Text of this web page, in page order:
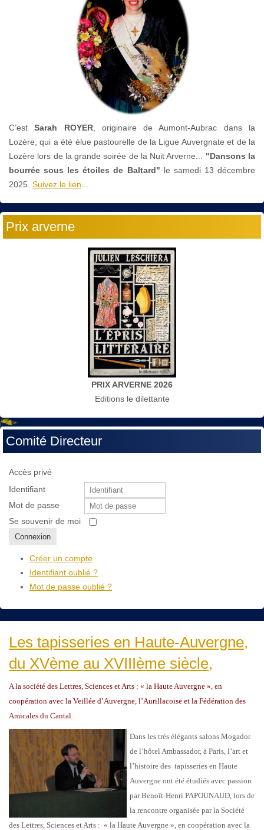
C’estSarah ROYER, originaire de Aumont-Aubrac dans la
Lozère, qui a été élue pastourelle de la Ligue Auvergnate et de la
Lozère lors de la grande soirée de la Nuit Arverne... "Dansons la
bourrée sous les étoiles de Baltard" le samedi 13 décembre
2025. Suivez le lien...
Prix arverne
PRIX ARVERNE 2026
Editions le dilettante
Comité Directeur
Accès privé
Identifiant
Mot de passe
Se souvenir de moi
Connexion
Créer un compte
Identifiant oublié ?
Mot de passe oublié ?
Les tapisseries en Haute-Auvergne,
du XVème au XVIIIème siècle,
A la société des Lettres, Sciences et Arts : « la Haute Auvergne », en
coopération avec la Veillée d’Auvergne, l’Aurillacoise et la Fédération des
Amicales du Cantal.
Dans les très élégants salons Mogador
de l’hôtel Ambassador, à Paris, l’art et
l’histoire des tapisseries en Haute
Auvergne ont été étudiés avec passion
par Benoît-Henri PAPOUNAUD, lors de
la rencontre organisée par la Société
des Lettres, Sciences et Arts : « la Haute Auvergne », en coopération avec la